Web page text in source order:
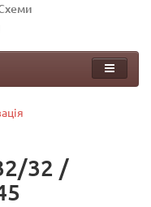
32 /